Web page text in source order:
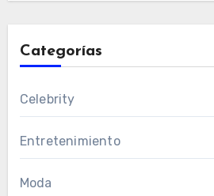
Categorías
Celebrity
Entretenimiento
Moda